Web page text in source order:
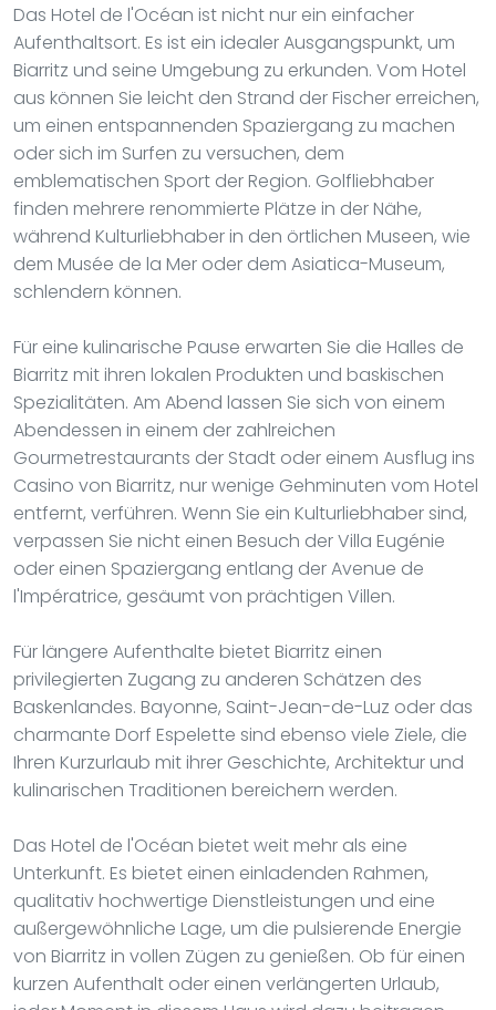
Das Hotel de l'Océan ist nicht nur ein einfacher
Aufenthaltsort. Es ist ein idealer Ausgangspunkt, um
Biarritz und seine Umgebung zu erkunden. Vom Hotel
aus können Sie leicht den Strand der Fischer erreichen,
um einen entspannenden Spaziergang zu machen
oder sich im Surfen zu versuchen, dem
emblematischen Sport der Region. Golfliebhaber
finden mehrere renommierte Plätze in der Nähe,
während Kulturliebhaber in den örtlichen Museen, wie
dem Musée de la Mer oder dem Asiatica-Museum,
schlendern können.
Für eine kulinarische Pause erwarten Sie die Halles de
Biarritz mit ihren lokalen Produkten und baskischen
Spezialitäten. Am Abend lassen Sie sich von einem
Abendessen in einem der zahlreichen
Gourmetrestaurants der Stadt oder einem Ausflug ins
Casino von Biarritz, nur wenige Gehminuten vom Hotel
entfernt, verführen. Wenn Sie ein Kulturliebhaber sind,
verpassen Sie nicht einen Besuch der Villa Eugénie
oder einen Spaziergang entlang der Avenue de
l'Impératrice, gesäumt von prächtigen Villen.
Für längere Aufenthalte bietet Biarritz einen
privilegierten Zugang zu anderen Schätzen des
Baskenlandes. Bayonne, Saint-Jean-de-Luz oder das
charmante Dorf Espelette sind ebenso viele Ziele, die
Ihren Kurzurlaub mit ihrer Geschichte, Architektur und
kulinarischen Traditionen bereichern werden.
Das Hotel de l'Océan bietet weit mehr als eine
Unterkunft. Es bietet einen einladenden Rahmen,
qualitativ hochwertige Dienstleistungen und eine
außergewöhnliche Lage, um die pulsierende Energie
von Biarritz in vollen Zügen zu genießen. Ob für einen
kurzen Aufenthalt oder einen verlängerten Urlaub,